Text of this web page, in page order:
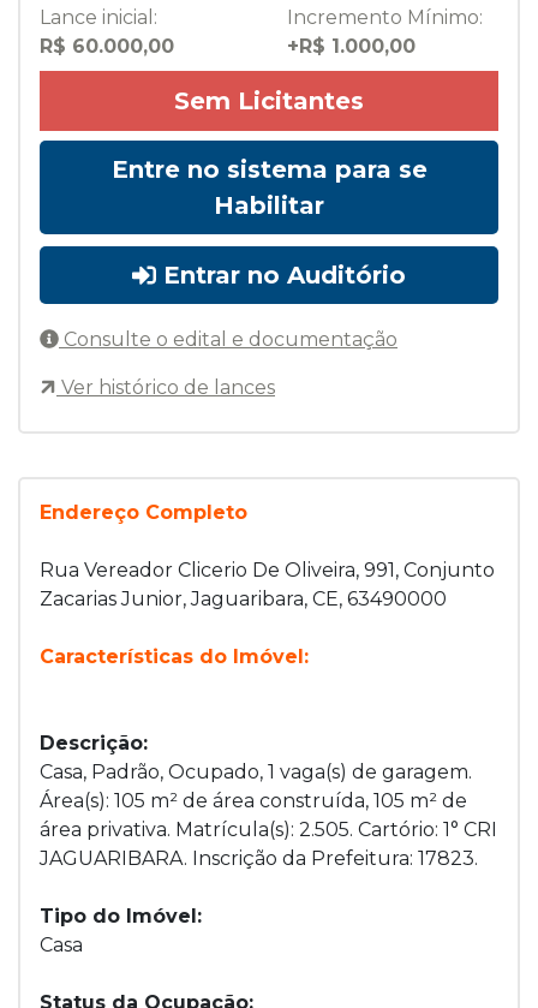
Endereço Completo
Rua Vereador Clicerio De Oliveira, 991, Conjunto
Zacarias Junior, Jaguaribara, CE, 63490000
Características do Imóvel:
Descrição:
Casa, Padrão, Ocupado, 1 vaga(s) de garagem.
Área(s): 105 m² de área construída, 105 m² de
área privativa. Matrícula(s): 2.505. Cartório: 1° CRI
JAGUARIBARA. Inscrição da Prefeitura: 17823.
Tipo do Imóvel:
Casa
Status da Ocupação:
Lance inicial:
R$ 60.000,00
Incremento Mínimo:
+R$ 1.000,00
Sem Licitantes
Entre no sistema para se
Habilitar
Entrar no Auditório
Consulte o edital e documentação
Ver histórico de lances